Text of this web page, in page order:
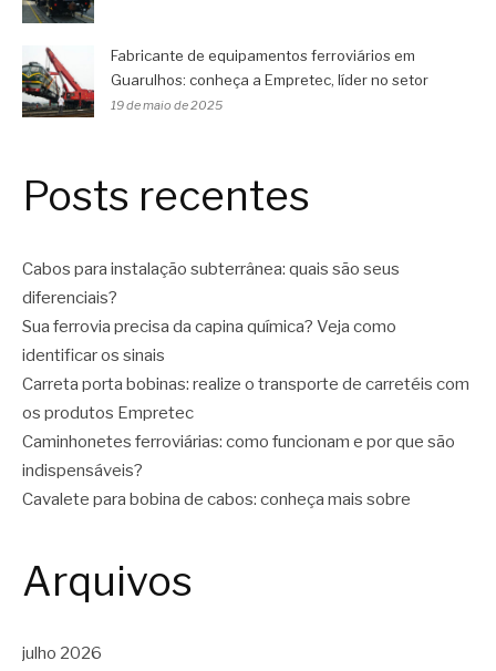
Fabricante de equipamentos ferroviários em
Guarulhos: conheça a Empretec, líder no setor
19 de maio de 2025
Posts recentes
Cabos para instalação subterrânea: quais são seus
diferenciais?
Sua ferrovia precisa da capina química? Veja como
identificar os sinais
Carreta porta bobinas: realize o transporte de carretéis com
os produtos Empretec
Caminhonetes ferroviárias: como funcionam e por que são
indispensáveis?
Cavalete para bobina de cabos: conheça mais sobre
Arquivos
julho 2026